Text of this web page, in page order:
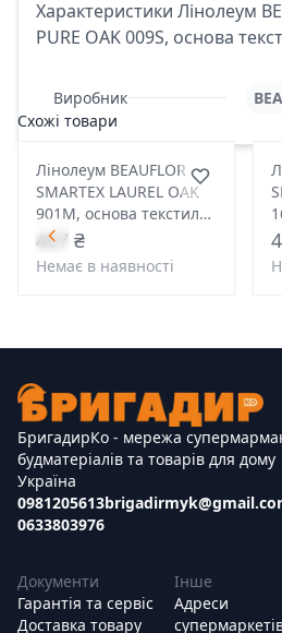
Характеристики Лінолеум
PURE OAK 009S, основа
Виробник
Схожі товари
Лінолеум BEAUFLOR
SMARTEX LAUREL OAK
901M, основа текстиль,
товщ. 2мм
407 ₴
Немає в наявності
БригадирКо - мережа
будматеріалів та товарів для дому
Україна
0981205613
0633803976
Документи
Гарантія та сервіс
Доставка товару
Інше
Адреси